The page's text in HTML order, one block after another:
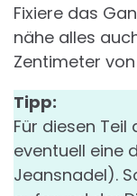
Fixiere das
nähe alles
Zentimeter
Tipp:
Für diesen
eventuell eine
Jeansnadel).